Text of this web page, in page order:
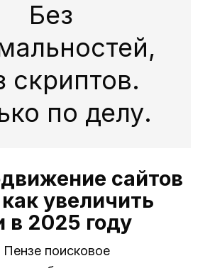
Без
скриптов.
по делу.
сайтов
увеличить
в 2025 году
поисковое